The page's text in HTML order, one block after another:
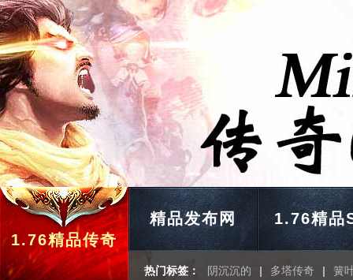
1.76精品传奇
精品发布网 1.76精品
热门标签： 阴沉沉的 | 多塔传奇 | 簧